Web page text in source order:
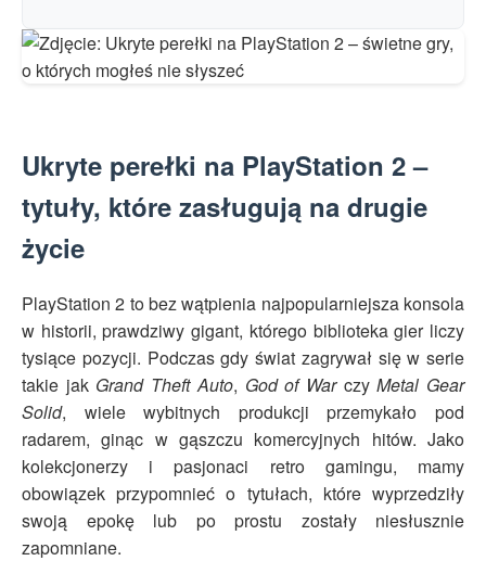
Ukryte perełki na PlayStation 2 –
tytuły, które zasługują na drugie
życie
PlayStation 2 to bez wątpienia najpopularniejsza konsola
w historii, prawdziwy gigant, którego biblioteka gier liczy
tysiące pozycji. Podczas gdy świat zagrywał się w serie
takie jak Grand Theft Auto, God of WarczyMetal Gear
Solid, wiele wybitnych produkcji przemykało pod
radarem, ginąc w gąszczu komercyjnych hitów. Jako
kolekcjonerzy i pasjonaci retro gamingu, mamy
obowiązek przypomnieć o tytułach, które wyprzedziły
swoją epokę lub po prostu zostały niesłusznie
zapomniane.